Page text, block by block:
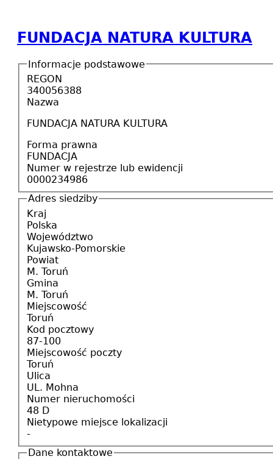
FUNDACJA NATURA KULTURA
Informacje podstawowe
REGON
340056388
Nazwa
FUNDACJA NATURA KULTURA
Forma prawna
FUNDACJA
Numer w rejestrze lub ewidencji
0000234986
Adres siedziby
Kraj
Polska
Województwo
Kujawsko-Pomorskie
Powiat
M. Toruń
Gmina
M. Toruń
Miejscowość
Toruń
Kod pocztowy
87-100
Miejscowość poczty
Toruń
Ulica
UL. Mohna
Numer nieruchomości
48 D
Nietypowe miejsce lokalizacji
-
Dane kontaktowe